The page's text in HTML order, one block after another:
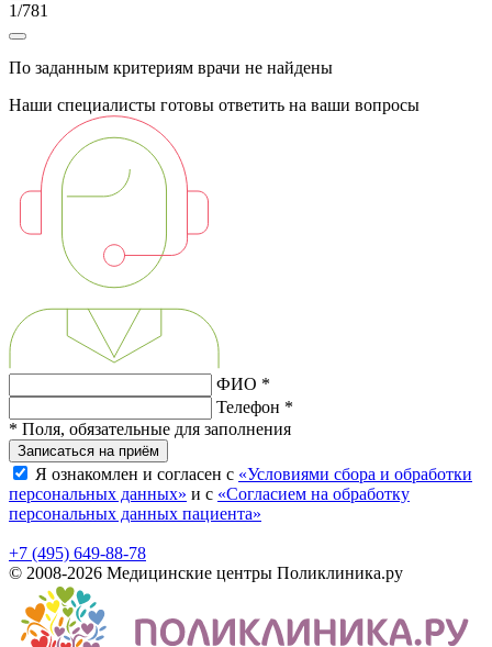
1/781
По заданным критериям врачи не найдены
Наши специалисты готовы ответить на ваши вопросы
ФИО *
Телефон *
* Поля, обязательные для заполнения
Записаться на приём
Я ознакомлен и согласен с «Условиями сбора и обработки
персональных данных» и с «Согласием на обработку
персональных данных пациента»
+7 (495) 649-88-78
© 2008-2026 Медицинские центры Поликлиника.ру